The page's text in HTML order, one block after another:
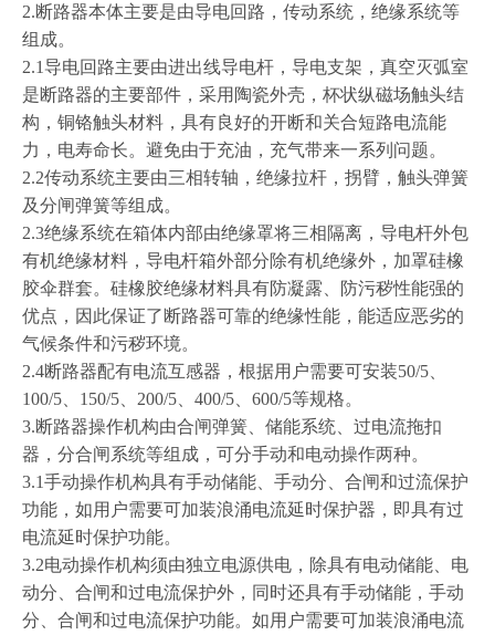
2.断路器本体主要是由导电回路，传动系统，绝缘系统等
组成。
2.1 导电回路主要由进出线导电杆，导电支架，真空灭弧室
是断路器的主要部件，采用陶瓷外壳，杯状纵磁场触头结
构，铜铬触头材料，具有良好的开断和关合短路电流能
力，电寿命长。避免由于充油，充气带来一系列问题。
2.2传动系统主要由三相转轴，绝缘拉杆，拐臂，触头弹簧
及分闸弹簧等组成。
2.3绝缘系统在箱体内部由绝缘罩将三相隔离，导电杆外包
有机绝缘材料，导电杆箱外部分除有机绝缘外，加罩硅橡
胶伞群套。硅橡胶绝缘材料具有防凝露、防污秽性能强的
优点，因此保证了断路器可靠的绝缘性能，能适应恶劣的
气候条件和污秽环境。
2.4断路器配有电流互感器，根据用户需要可安装50/5
100/5
150/5 200/5 400/5 600/5等规格。
3.断路器操作机构由合闸弹簧、储能系统、过电流拖扣
器，分合闸系统等组成，可分手动和电动操作两种。
3.1手动操作机构具有手动储能、手动分、合闸和过流保护
功能，如用户需要可加装浪涌电流延时保护器，即具有过
电流延时保护功能。
3.2电动操作机构须由独立电源供电，除具有电动储能、电
动分、合闸和过电流保护外，同时还具有手动储能，手动
分、合闸和过电流保护功能。如用户需要可加装浪涌电流